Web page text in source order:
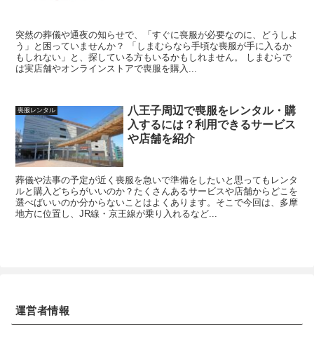
突然の葬儀や通夜の知らせで、「すぐに喪服が必要なのに、どうしよ
う」と困っていませんか？ 「しまむらなら手頃な喪服が手に入るか
もしれない」と、探している方もいるかもしれません。 しまむらで
は実店舗やオンラインストアで喪服を購入...
喪服レンタル
八王子周辺で喪服をレンタル・購
入するには？利用できるサービス
や店舗を紹介
葬儀や法事の予定が近く喪服を急いで準備をしたいと思ってもレンタ
ルと購入どちらがいいのか？たくさんあるサービスや店舗からどこを
選べばいいのか分からないことはよくあります。そこで今回は、多摩
地方に位置し、JR線・京王線が乗り入れるなど...
運営者情報